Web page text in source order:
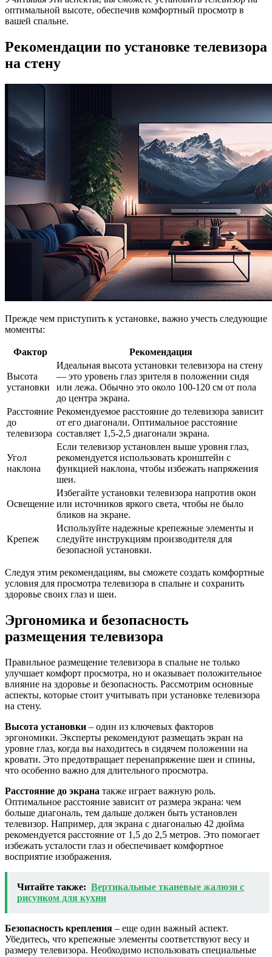
оптимальной высоте, обеспечив комфортный просмотр в
вашей спальне.
Рекомендации по установке телевизора
на стену
Прежде чем приступить к установке, важно учесть следующие
моменты:
Фактор Рекомендация
Высота
установки
Идеальная высота установки телевизора на стену
— это уровень глаз зрителя в положении сидя
или лежа. Обычно это около 100-120 см от пола
до центра экрана.
Расстояние
до
телевизора
Рекомендуемое расстояние до телевизора зависит
от его диагонали. Оптимальное расстояние
составляет 1,5-2,5 диагонали экрана.
Угол
наклона
Если телевизор установлен выше уровня глаз,
рекомендуется использовать кронштейн с
функцией наклона, чтобы избежать напряжения
шеи.
Освещение
Избегайте установки телевизора напротив окон
или источников яркого света, чтобы не было
бликов на экране.
Крепеж
Используйте надежные крепежные элементы и
следуйте инструкциям производителя для
безопасной установки.
Следуя этим рекомендациям, вы сможете создать комфортные
условия для просмотра телевизора в спальне и сохранить
здоровье своих глаз и шеи.
Эргономика и безопасность
размещения телевизора
Правильное размещение телевизора в спальне не только
улучшает комфорт просмотра, но и оказывает положительное
влияние на здоровье и безопасность. Рассмотрим основные
аспекты, которые стоит учитывать при установке телевизора
на стену.
Высота установки – один из ключевых факторов
эргономики. Эксперты рекомендуют размещать экран на
уровне глаз, когда вы находитесь в сидячем положении на
кровати. Это предотвращает перенапряжение шеи и спины,
что особенно важно для длительного просмотра.
Расстояние до экрана также играет важную роль.
Оптимальное расстояние зависит от размера экрана: чем
больше диагональ, тем дальше должен быть установлен
телевизор. Например, для экрана с диагональю 42 дюйма
рекомендуется расстояние от 1,5 до 2,5 метров. Это помогает
избежать усталости глаз и обеспечивает комфортное
восприятие изображения.
Читайте также: Вертикальные тканевые жалюзи с
рисунком для кухни
Безопасность крепления – еще один важный аспект.
Убедитесь, что крепежные элементы соответствуют весу и
размеру телевизора. Необходимо использовать специальные